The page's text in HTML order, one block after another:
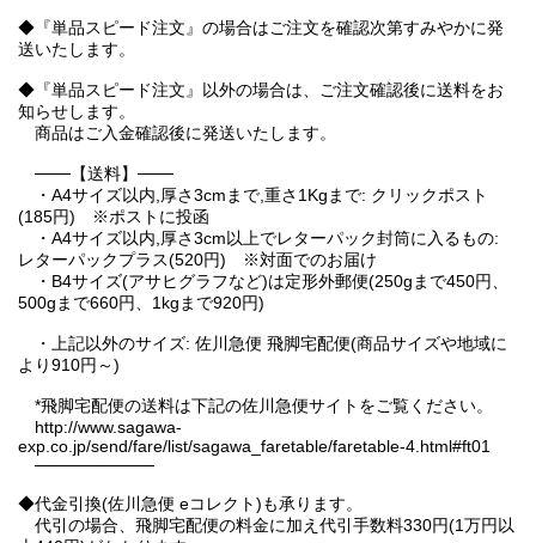
◆『単品スピード注文』の場合はご注文を確認次第すみやかに発
送いたします。
◆『単品スピード注文』以外の場合は、ご注文確認後に送料をお
知らせします。
商品はご入金確認後に発送いたします。
───【送料】───
・A4サイズ以内,厚さ3cmまで,重さ1Kgまで: クリックポスト
(185円) ※ポストに投函
・A4サイズ以内,厚さ3cm以上でレターパック封筒に入るもの:
レターパックプラス(520円) ※対面でのお届け
・B4サイズ(アサヒグラフなど)は定形外郵便(250gまで450円、
500gまで660円、1kgまで920円)
・上記以外のサイズ: 佐川急便 飛脚宅配便(商品サイズや地域に
より910円～)
*飛脚宅配便の送料は下記の佐川急便サイトをご覧ください。
http://www.sagawa-
exp.co.jp/send/fare/list/sagawa_faretable/faretable-4.html#ft01
──────────
◆代金引換(佐川急便 eコレクト)も承ります。
代引の場合、飛脚宅配便の料金に加え代引手数料330円(1万円以